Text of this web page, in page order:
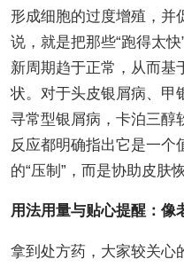
形成细胞的过度增殖，并
说，就是把那些“跑得太
新周期趋于正常，从而基
状。对于头皮银屑病、甲
寻常型银屑病，卡泊三醇
反应都明确指出它是一个
的“压制”，而是协助皮肤
用法用量与贴心提醒：像
拿到处方药，大家较关心